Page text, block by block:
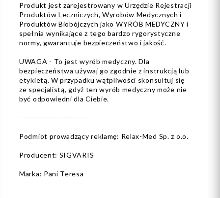
Produkt jest zarejestrowany w Urzędzie Rejestracji
Produktów Leczniczych, Wyrobów Medycznych i
Produktów Biobójczych jako WYRÓB MEDYCZNY i
spełnia wynikające z tego bardzo rygorystyczne
normy, gwarantuje bezpieczeństwo i jakość.
UWAGA - To jest wyrób medyczny. Dla
bezpieczeństwa używaj go zgodnie z instrukcją lub
etykietą. W przypadku wątpliwości skonsultuj się
ze specjalistą, gdyż ten wyrób medyczny może nie
być odpowiedni dla Ciebie.
-------------------------
Podmiot prowadzący reklamę: Relax-Med Sp. z o.o.
Producent: SIGVARIS
Marka: Pani Teresa